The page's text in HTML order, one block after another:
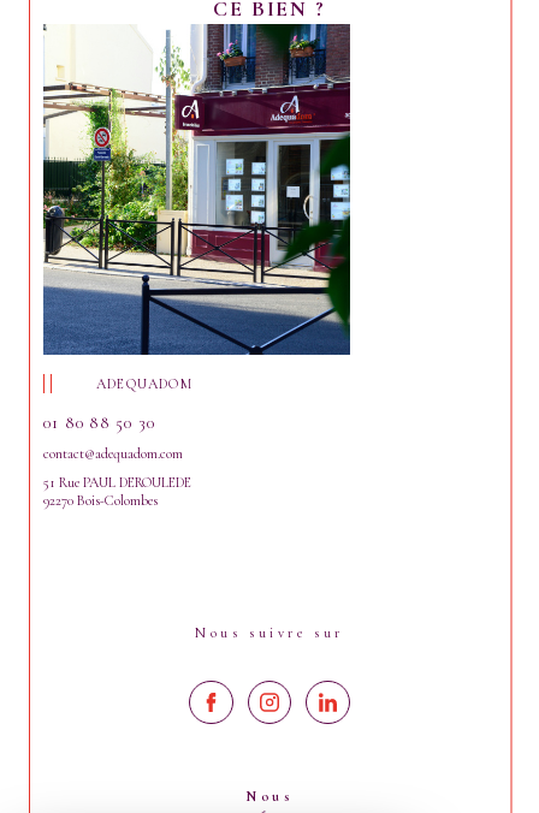
CE BIEN ?
ADEQUADOM
01 80 88 50 30
contact@adequadom.com
51 Rue PAUL DEROULEDE
92270 Bois-Colombes
Nous suivre sur
Nous